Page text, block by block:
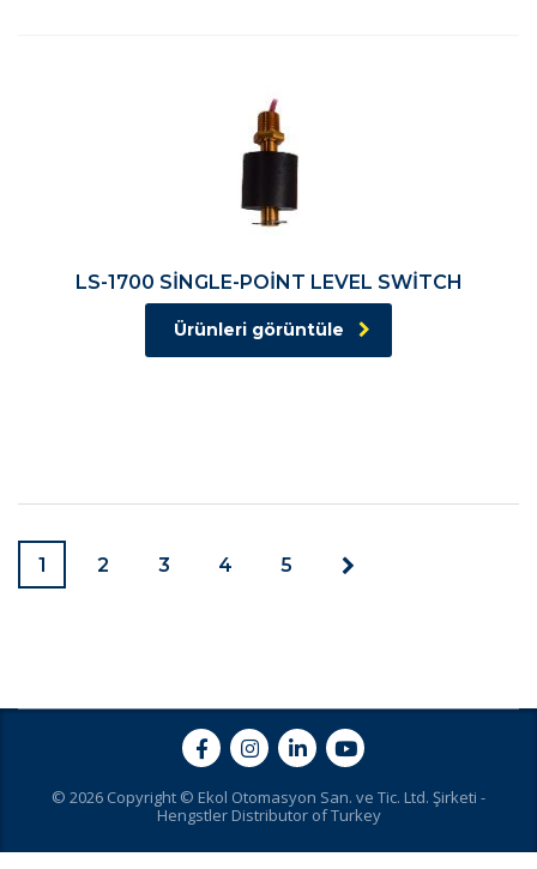
LS-1700 SİNGLE-POİNT LEVEL SWİTCH
Ürünleri görüntüle
1 2 3 4 5
© 2026 Copyright © Ekol Otomasyon San. ve Tic. Ltd. Şirketi -
Hengstler Distributor of Turkey